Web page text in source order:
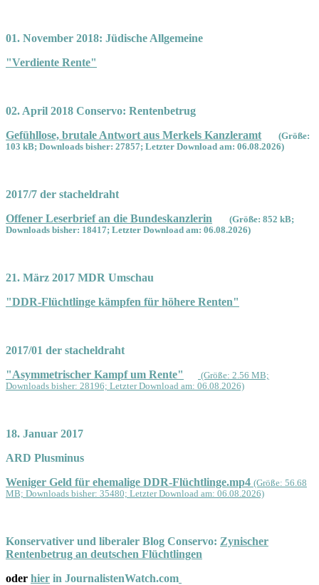
01. November 2018: Jüdische Allgemeine
"Verdiente Rente"
02. April 2018 Conservo: Rentenbetrug
Gefühllose, brutale Antwort aus Merkels Kanzleramt
(Größe:
103 kB; Downloads bisher: 27857; Letzter Download am: 06.08.2026)
2017/7 der stacheldraht
Offener Leserbrief an die Bundeskanzlerin
(Größe: 852 kB;
Downloads bisher: 18417; Letzter Download am: 06.08.2026)
21. März 2017 MDR Umschau
"DDR-Flüchtlinge kämpfen für höhere Renten"
2017/01 der stacheldraht
"Asymmetrischer Kampf um Rente"
(Größe: 2.56 MB;
Downloads bisher: 28196; Letzter Download am: 06.08.2026)
18. Januar 2017
ARD Plusminus
Weniger Geld für ehemalige DDR-Flüchtlinge.mp4 (Größe: 56.68
MB; Downloads bisher: 35480; Letzter Download am: 06.08.2026)
Konservativer und liberaler Blog Conservo: Zynischer
Rentenbetrug an deutschen Flüchtlingen
oder hier in JournalistenWatch.com